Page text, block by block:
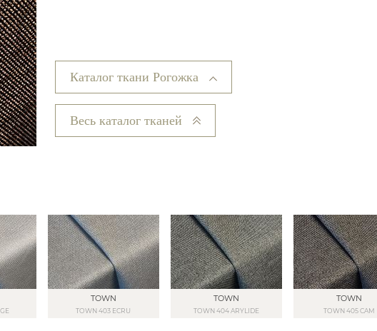
Каталог ткани Рогожка
Весь каталог тканей
TOWN
TOWN 403 ECRU
TOWN
TOWN 404 ARYLIDE
TOWN
TOWN 405 CAM